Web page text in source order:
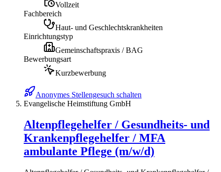
Vollzeit
Fachbereich
Haut- und Geschlechtskrankheiten
Einrichtungstyp
Gemeinschaftspraxis / BAG
Bewerbungsart
Kurzbewerbung
Anonymes Stellengesuch schalten
Evangelische Heimstiftung GmbH
Altenpflegehelfer / Gesundheits- und
Krankenpflegehelfer / MFA
ambulante Pflege (m/w/d)